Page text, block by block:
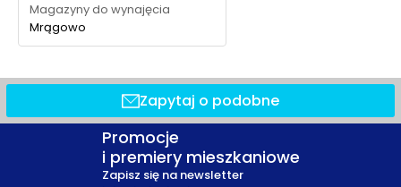
Magazyny do wynajęcia
Mrągowo
Zapytaj o podobne
Promocje
i premiery mieszkaniowe
Zapisz się na newsletter